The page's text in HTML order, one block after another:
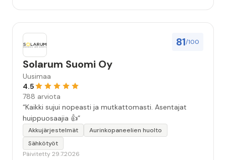
81/100
Solarum Suomi Oy
Uusimaa
4.5
788 arviota
“Kaikki sujui nopeasti ja mutkattomasti. Asentajat
huippuosaajia 👍”
Akkujärjestelmät
Aurinkopaneelien huolto
Sähkötyöt
Päivitetty 29.7.2026